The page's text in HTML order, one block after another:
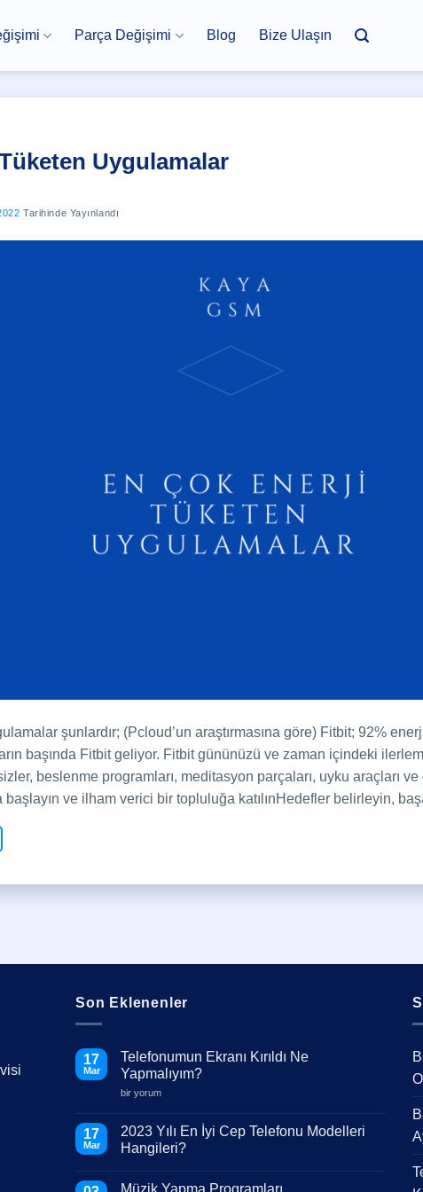
Parça Değişimi Blog Bize Ulaşın
Uygulamalar
Tarihinde Yayınlandı
şunlardır; (Pcloud’un araştırmasına göre) Fitbit; 92%
başında Fitbit geliyor. Fitbit gününüzü ve zaman içindeki
beslenme programları, meditasyon parçaları, uyku araçları ve
başlayın ve ilham verici bir topluluğa katılınHedefler belirleyin,
Son Eklenenler
17
Mar
Telefonumun Ekranı Kırıldı Ne
Yapmalıyım?
Telefonumun
Ne
Yapmalıyım?
için
bir yorum
17
Mar
2023 Yılı En İyi Cep Telefonu Modelleri
Hangileri?
2023